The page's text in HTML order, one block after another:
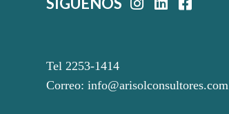
Tel 2253-1414
Correo:info@arisolconsultores.com